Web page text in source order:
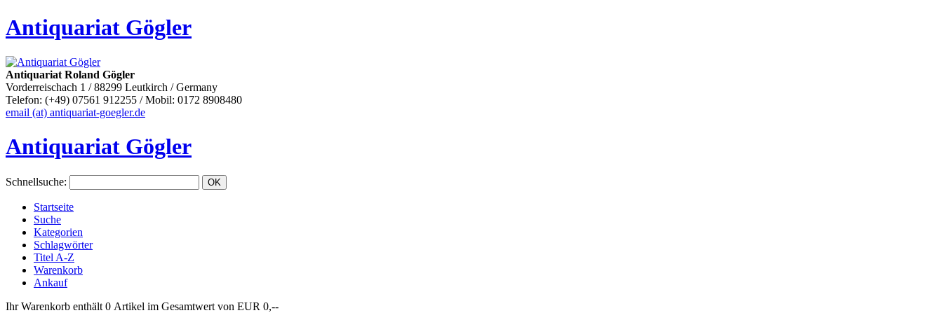
Antiquariat Gögler
Antiquariat Roland Gögler
Vorderreischach 1 / 88299 Leutkirch / Germany
Telefon: (+49) 07561 912255 / Mobil: 0172 8908480
email (at) antiquariat-goegler.de
Antiquariat Gögler
Schnellsuche:
Startseite
Suche
Kategorien
Schlagwörter
Titel A-Z
Warenkorb
Ankauf
Ihr Warenkorb enthält 0 Artikel im Gesamtwert von EUR 0,--